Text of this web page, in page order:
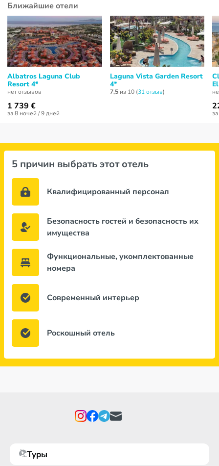
Ближайшие отели
Albatros Laguna Club
Resort 4*
нет отзывов
1 739 €
за 8 ночей / 9 дней
Laguna Vista Garden Resort
4*
7,5из 10 (31 отзыв)
5 причин выбрать этот отель
Квалифицированный персонал
Безопасность гостей и безопасность их
имущества
Функциональные, укомплектованные
номера
Современный интерьер
Роскошный отель
Туры